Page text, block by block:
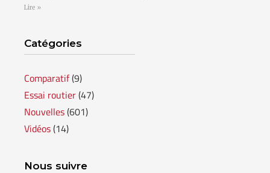
Lire »
Catégories
Comparatif(9)
Essai routier(47)
Nouvelles(601)
Vidéos(14)
Nous suivre
SHERBROOKE